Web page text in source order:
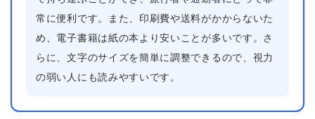
常に便利です。また、印刷費や送料がかからないた
め、電子書籍は紙の本より安いことが多いです。さ
らに、文字のサイズを簡単に調整できるので、視力
の弱い人にも読みやすいです。